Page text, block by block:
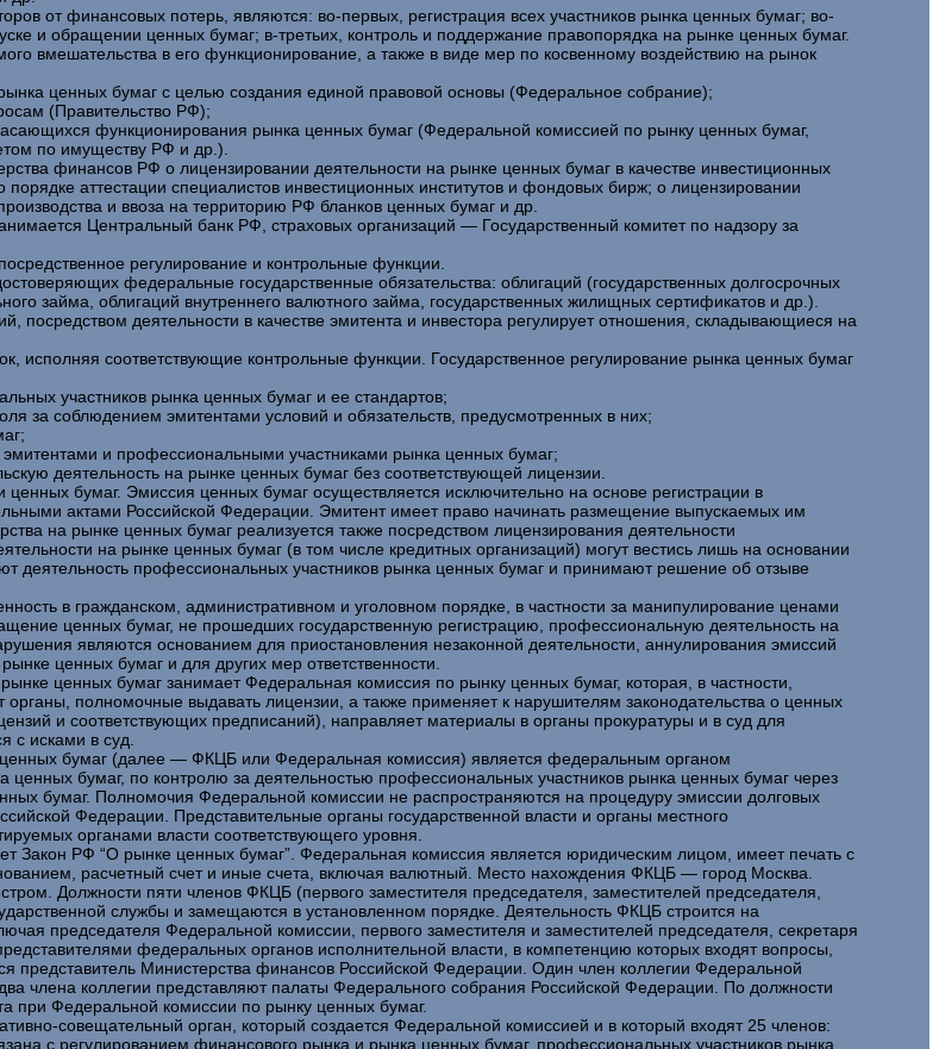
от финансовых потерь, являются: во-первых, регистрация всех участников рынка ценных бумаг; во-
и обращении ценных бумаг; в-третьих, контроль и поддержание правопорядка на рынке ценных бумаг.
вмешательства в его функционирование, а также в виде мер по косвенному воздействию на рынок
ценных бумаг с целью создания единой правовой основы (Федеральное собрание);
(Правительство РФ);
функционирования рынка ценных бумаг (Федеральной комиссией по рынку ценных бумаг,
по имуществу РФ и др.).
финансов РФ о лицензировании деятельности на рынке ценных бумаг в качестве инвестиционных
аттестации специалистов инвестиционных институтов и фондовых бирж; о лицензировании
и ввоза на территорию РФ бланков ценных бумаг и др.
Центральный банк РФ, страховых организаций — Государственный комитет по надзору за
регулирование и контрольные функции.
федеральные государственные обязательства: облигаций (государственных долгосрочных
займа, облигаций внутреннего валютного займа, государственных жилищных сертификатов и др.).
посредством деятельности в качестве эмитента и инвестора регулирует отношения, складывающиеся на
исполняя соответствующие контрольные функции. Государственное регулирование рынка ценных бумаг
участников рынка ценных бумаг и ее стандартов;
за соблюдением эмитентами условий и обязательств, предусмотренных в них;
и профессиональными участниками рынка ценных бумаг;
деятельность на рынке ценных бумаг без соответствующей лицензии.
бумаг. Эмиссия ценных бумаг осуществляется исключительно на основе регистрации в
актами Российской Федерации. Эмитент имеет право начинать размещение выпускаемых им
на рынке ценных бумаг реализуется также посредством лицензирования деятельности
на рынке ценных бумаг (в том числе кредитных организаций) могут вестись лишь на основании
профессиональных участников рынка ценных бумаг и принимают решение об отзыве
в гражданском, административном и уголовном порядке, в частности за манипулирование ценами
ценных бумаг, не прошедших государственную регистрацию, профессиональную деятельность на
являются основанием для приостановления незаконной деятельности, аннулирования эмиссий
ценных бумаг и для других мер ответственности.
ценных бумаг занимает Федеральная комиссия по рынку ценных бумаг, которая, в частности,
полномочные выдавать лицензии, а также применяет к нарушителям законодательства о ценных
и соответствующих предписаний), направляет материалы в органы прокуратуры и в суд для
с исками в суд.
бумаг (далее — ФКЦБ или Федеральная комиссия) является федеральным органом
ценных бумаг, по контролю за деятельностью профессиональных участников рынка ценных бумаг через
бумаг. Полномочия Федеральной комиссии не распространяются на процедуру эмиссии долговых
Федерации. Представительные органы государственной власти и органы местного
органами власти соответствующего уровня.
РФ “О рынке ценных бумаг”. Федеральная комиссия является юридическим лицом, имеет печать с
расчетный счет и иные счета, включая валютный. Место нахождения ФКЦБ — город Москва.
Должности пяти членов ФКЦБ (первого заместителя председателя, заместителей председателя,
службы и замещаются в установленном порядке. Деятельность ФКЦБ строится на
председателя Федеральной комиссии, первого заместителя и заместителей председателя, секретаря
федеральных органов исполнительной власти, в компетенцию которых входят вопросы,
представитель Министерства финансов Российской Федерации. Один член коллегии Федеральной
члена коллегии представляют палаты Федерального собрания Российской Федерации. По должности
при Федеральной комиссии по рынку ценных бумаг.
совещательный орган, который создается Федеральной комиссией и в который входят 25 членов:
с регулированием финансового рынка и рынка ценных бумаг, профессиональных участников рынка